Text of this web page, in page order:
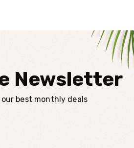
Newsletter
our best monthly deals